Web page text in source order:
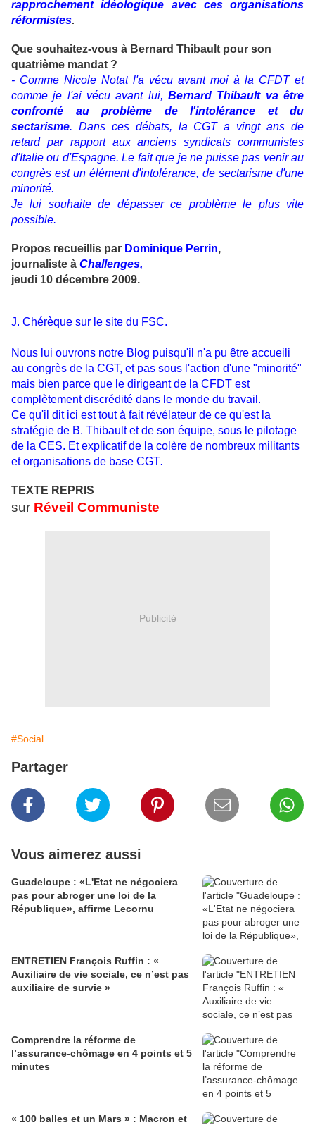
rapprochement idéologique avec ces organisations
réformistes.
Que souhaitez-vous à Bernard Thibault pour son
quatrième mandat ?
- Comme Nicole Notat l'a vécu avant moi à la CFDT et
comme je l'ai vécu avant lui, Bernard Thibault va être
confronté au problème de l'intolérance et du
sectarisme. Dans ces débats, la CGT a vingt ans de
retard par rapport aux anciens syndicats communistes
d'Italie ou d'Espagne. Le fait que je ne puisse pas venir au
congrès est un élément d'intolérance, de sectarisme d'une
minorité.
Je lui souhaite de dépasser ce problème le plus vite
possible.
Propos recueillis par Dominique Perrin,
journaliste à Challenges,
jeudi 10 décembre 2009.
J. Chérèque sur le site du FSC.
Nous lui ouvrons notre Blog puisqu'il n'a pu être accueili
au congrès de la CGT, et pas sous l'action d'une "minorité"
mais bien parce que le dirigeant de la CFDT est
complètement discrédité dans le monde du travail.
Ce qu'il dit ici est tout à fait révélateur de ce qu'est la
stratégie de B. Thibault et de son équipe, sous le pilotage
de la CES. Et explicatif de la colère de nombreux militants
et organisations de base CGT.
TEXTE REPRIS
sur Réveil Communiste
Publicité
#Social
Partager
Vous aimerez aussi
Guadeloupe : «L'Etat ne négociera
pas pour abroger une loi de la
République», affirme Lecornu
ENTRETIEN François Ruffin : «
Auxiliaire de vie sociale, ce n’est pas
auxiliaire de survie »
Comprendre la réforme de
l’assurance-chômage en 4 points et 5
minutes
« 100 balles et un Mars » : Macron et